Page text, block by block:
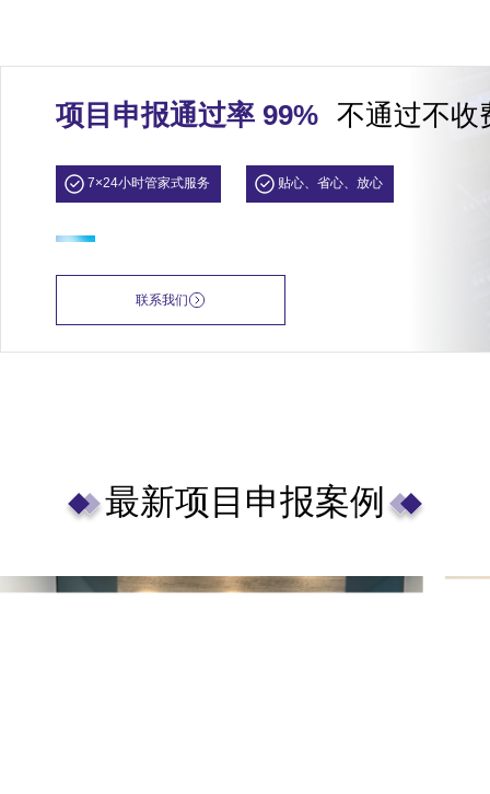
项目申报通过率 99% 不通过不收
7×24小时管家式服务 贴心、省心、放心
联系我们
最新项目申报案例